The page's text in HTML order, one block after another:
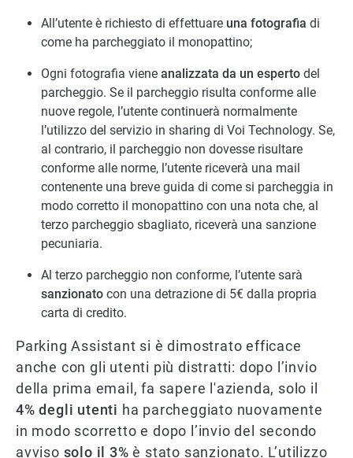
All’utente è richiesto di effettuare una fotografia di
come ha parcheggiato il monopattino;
Ogni fotografia viene analizzata da un esperto del
parcheggio. Se il parcheggio risulta conforme alle
nuove regole, l’utente continuerà normalmente
l’utilizzo del servizio in sharing di Voi Technology. Se,
al contrario, il parcheggio non dovesse risultare
conforme alle norme, l’utente riceverà una mail
contenente una breve guida di come si parcheggia in
modo corretto il monopattino con una nota che, al
terzo parcheggio sbagliato, riceverà una sanzione
pecuniaria.
Al terzo parcheggio non conforme, l’utente sarà
sanzionato con una detrazione di 5€ dalla propria
carta di credito.
Parking Assistant si è dimostrato efficace
anche con gli utenti più distratti: dopo l’invio
della prima email, fa sapere l'azienda, solo il
4% degli utenti ha parcheggiato nuovamente
in modo scorretto e dopo l’invio del secondo
avviso solo il 3% è stato sanzionato. L’utilizzo